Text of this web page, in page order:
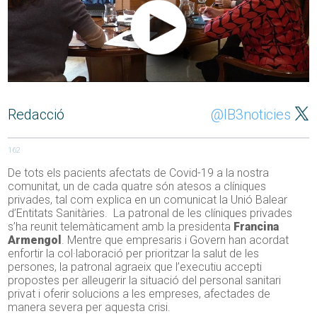
Redacció @IB3noticies
162
De tots els pacients afectats de Covid-19 a la nostra
comunitat, un de cada quatre són atesos a clíniques
privades, tal com explica en un comunicat la Unió Balear
d’Entitats Sanitàries. La patronal de les clíniques privades
s’ha reunit telemàticament amb la presidenta Francina
Armengol . Mentre que empresaris i Govern han acordat
enfortir la col·laboració per prioritzar la salut de les
persones, la patronal agraeix que l’executiu accepti
propostes per alleugerir la situació del personal sanitari
privat i oferir solucions a les empreses, afectades de
manera severa per aquesta crisi.